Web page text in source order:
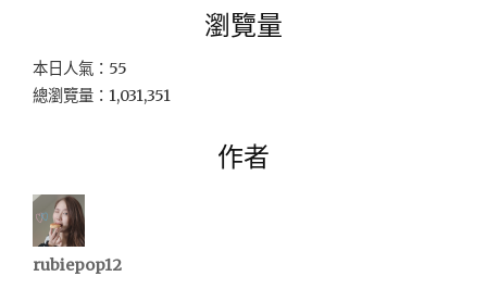
瀏覽量
本日人氣：55
總瀏覽量：1,031,351
作者
rubiepop12